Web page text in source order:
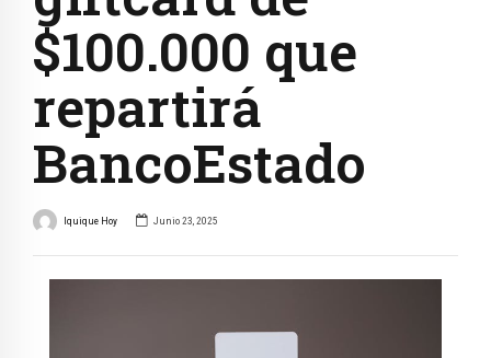
$100.000 que
repartirá
BancoEstado
Iquique Hoy Junio 23, 2025